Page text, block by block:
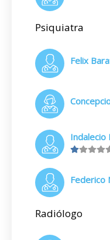
Psiquiatra
Felix
Indalecio
Federico
Radiólogo